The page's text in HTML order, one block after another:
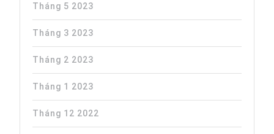
Tháng 5 2023
Tháng 3 2023
Tháng 2 2023
Tháng 1 2023
Tháng 12 2022